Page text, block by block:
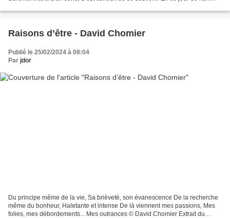
Raisons d’être - David Chomier
Publié le 25/02/2024 à 08:04
Par jdor
Du principe même de la vie, Sa brièveté, son évanescence De la recherche
même du bonheur, Haletante et intense De là viennent mes passions, Mes
folies, mes débordements... Mes outrances © David Chomier Extrait du